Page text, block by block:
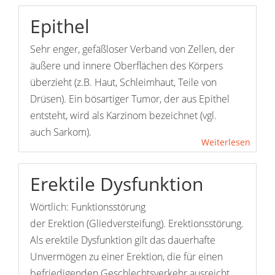
Epithel
Sehr enger, gefäßloser Verband von Zellen, der
äußere und innere Oberflächen des Körpers
überzieht (z.B. Haut, Schleimhaut, Teile von
Drüsen). Ein bösartiger Tumor, der aus Epithel
entsteht, wird als Karzinom bezeichnet (vgl.
auch Sarkom).
Weiterlesen
Erektile Dysfunktion
Wörtlich: Funktionsstörung
der Erektion (Gliedversteifung). Erektionsstörung.
Als erektile Dysfunktion gilt das dauerhafte
Unvermögen zu einer Erektion, die für einen